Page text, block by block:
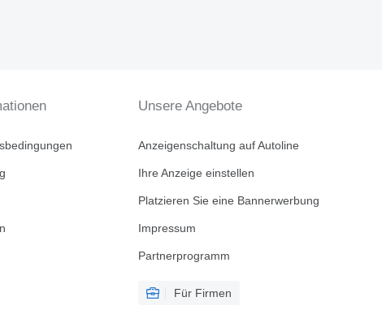
Unsere Angebote
Anzeigenschaltung auf Autoline
Ihre Anzeige einstellen
Platzieren Sie eine Bannerwerbung
Impressum
Partnerprogramm
Für Firmen